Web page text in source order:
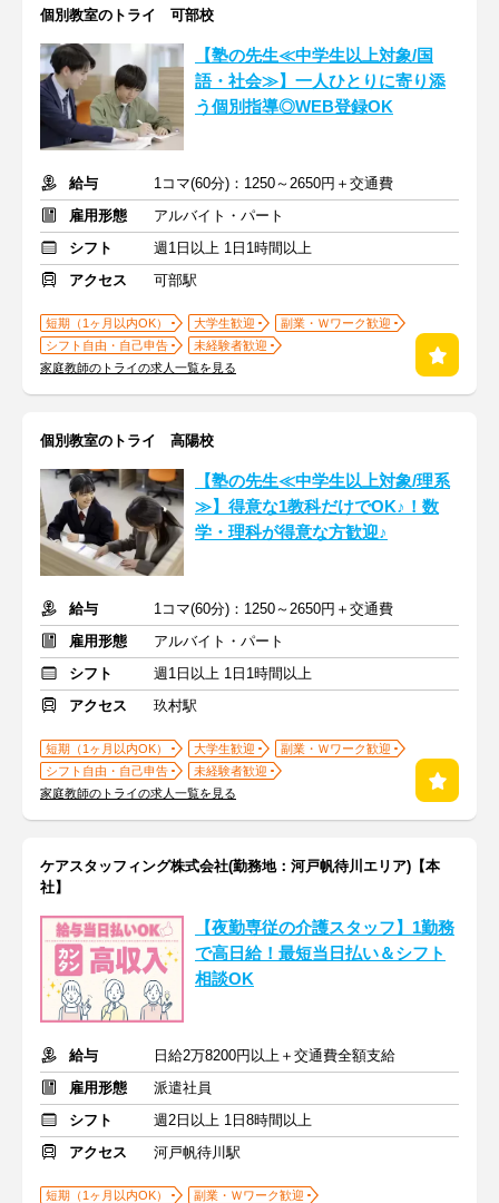
個別教室のトライ 可部校
【塾の先生≪中学生以上対象/国
語・社会≫】一人ひとりに寄り添
う個別指導◎WEB登録OK
給与
1コマ(60分)：1250～2650円＋交通費
雇用形態
アルバイト・パート
シフト
週1日以上 1日1時間以上
アクセス
可部駅
短期（1ヶ月以内OK） 大学生歓迎
副業・Ｗワーク歓迎
シフト自由・自己申告
未経験者歓迎
家庭教師のトライの求人一覧を見る
個別教室のトライ 高陽校
【塾の先生≪中学生以上対象/理系
≫】得意な1教科だけでOK♪！数
学・理科が得意な方歓迎♪
給与
1コマ(60分)：1250～2650円＋交通費
雇用形態
アルバイト・パート
シフト
週1日以上 1日1時間以上
アクセス
玖村駅
短期（1ヶ月以内OK） 大学生歓迎
副業・Ｗワーク歓迎
シフト自由・自己申告
未経験者歓迎
家庭教師のトライの求人一覧を見る
ケアスタッフィング株式会社(勤務地：河戸帆待川エリア)【本
社】
【夜勤専従の介護スタッフ】1勤務
で高日給！最短当日払い＆シフト
相談OK
給与
日給2万8200円以上＋交通費全額支給
雇用形態
派遣社員
シフト
週2日以上 1日8時間以上
アクセス
河戸帆待川駅
短期（1ヶ月以内OK）
副業・Ｗワーク歓迎